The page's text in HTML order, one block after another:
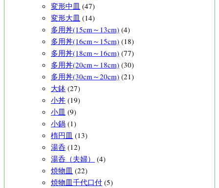
変形中皿 (47)
変形大皿 (14)
多用丼(15cm～13cm) (4)
多用丼(16cm～15cm) (18)
多用丼(18cm～16cm) (77)
多用丼(20cm～18cm) (30)
多用丼(30cm～20cm) (21)
大鉢 (27)
小丼 (19)
小皿 (9)
小鍋 (1)
楕円皿 (13)
湯呑 (12)
湯呑（夫婦）
(4)
焼物皿 (22)
焼物皿千代口付 (5)